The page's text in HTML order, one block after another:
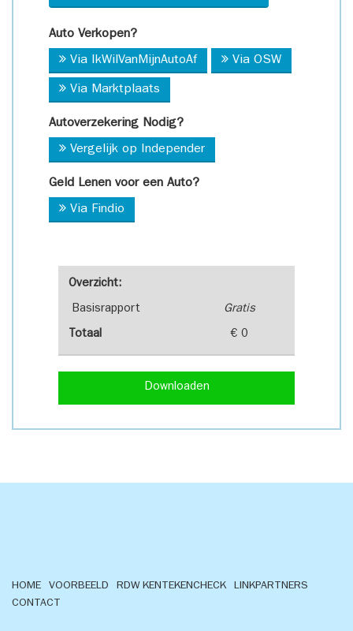
Overzicht:
Basisrapport Gratis
Totaal € 0
Downloaden
Auto Verkopen?
Via IkWilVanMijnAutoAf Via OSW
Via Marktplaats
Autoverzekering Nodig?
Vergelijk op Independer
Geld Lenen voor een Auto?
Via Findio
HOME VOORBEELD RDW KENTEKENCHECK
LINKPARTNERS
CONTACT